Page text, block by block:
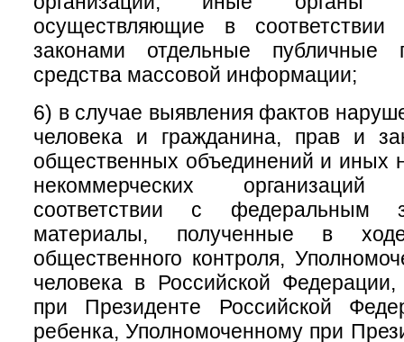
осуществляющие в
законами отдельные
средства массовой информации;
6) в случае выявления фактов
человека и гражданина, прав и
общественных объединений и иных
некоммерческих
соответствии с федеральным
материалы, полученные в
общественного контроля,
человека в Российской
при Президенте Российской
ребенка, Уполномоченному при